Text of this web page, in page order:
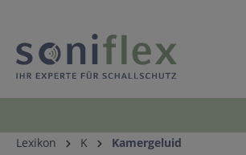
Lexikon K Kamergeluid